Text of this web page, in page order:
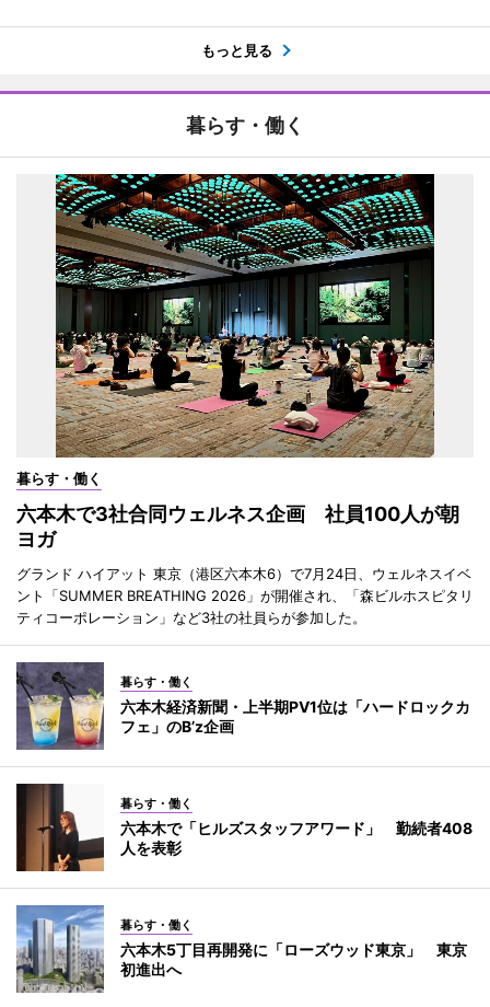
もっと見る
暮らす・働く
暮らす・働く
六本木で3社合同ウェルネス企画 社員100人が朝
ヨガ
グランド ハイアット 東京（港区六本木6）で7月24日、ウェルネスイベ
ント「SUMMER BREATHING 2026」が開催され、「森ビルホスピタリ
ティコーポレーション」など3社の社員らが参加した。
暮らす・働く
六本木経済新聞・上半期PV1位は「ハードロックカ
フェ」のB’z企画
暮らす・働く
六本木で「ヒルズスタッフアワード」 勤続者408
人を表彰
暮らす・働く
六本木5丁目再開発に「ローズウッド東京」 東京
初進出へ